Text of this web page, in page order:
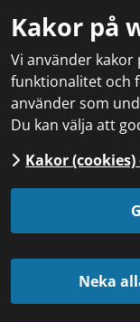
Kakor på
Vi använder
funktionalitet och
använder som
Du kan välja att
Kakor
Neka